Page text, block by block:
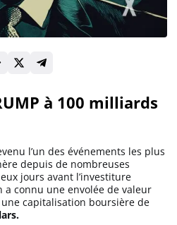
à 100 milliards
l’un des événements les plus
depuis de nombreuses
jours avant l’investiture
a connu une envolée de valeur
capitalisation boursière de